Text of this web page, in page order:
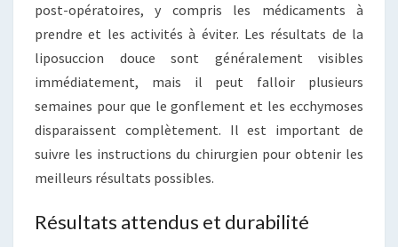
post-opératoires, y compris les médicaments à
prendre et les activités à éviter. Les résultats de la
liposuccion douce sont généralement visibles
immédiatement, mais il peut falloir plusieurs
semaines pour que le gonflement et les ecchymoses
disparaissent complètement. Il est important de
suivre les instructions du chirurgien pour obtenir les
meilleurs résultats possibles.
Résultats attendus et durabilité